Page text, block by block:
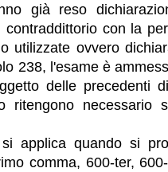
già reso
con la
utilizzate ovvero
238, l'esame è
delle precedenti
necessario
applica quando si
comma, 600-ter,